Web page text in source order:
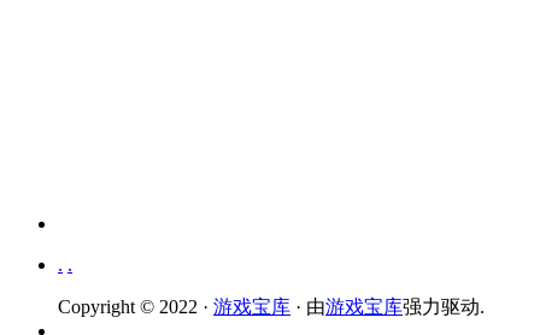
. .
Copyright © 2022 · 游戏宝库 · 由游戏宝库强力驱动.